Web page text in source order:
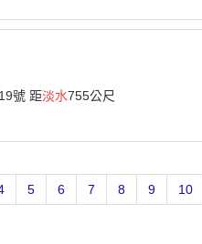
號 距淡水755公尺
5 6 7 8 9 10